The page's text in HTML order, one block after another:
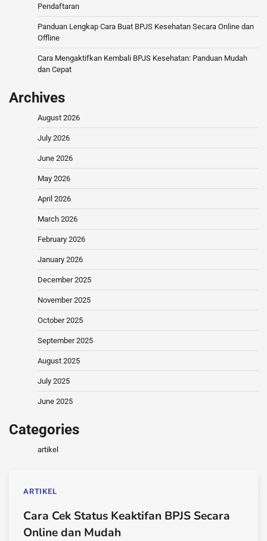
Pendaftaran
Panduan Lengkap Cara Buat BPJS Kesehatan Secara Online dan
Offline
Cara Mengaktifkan Kembali BPJS Kesehatan: Panduan Mudah
dan Cepat
Archives
August 2026
July 2026
June 2026
May 2026
April 2026
March 2026
February 2026
January 2026
December 2025
November 2025
October 2025
September 2025
August 2025
July 2025
June 2025
Categories
artikel
ARTIKEL
Cara Cek Status Keaktifan BPJS Secara
Online dan Mudah